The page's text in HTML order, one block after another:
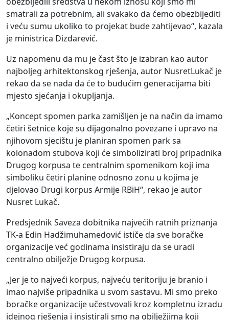
smatrali za potrebnim, ali svakako da ćemo obezbijediti
i veću sumu ukoliko to projekat bude zahtijevao“, kazala
je ministrica Dizdarević.
Uz napomenu da mu je častšto je izabran kao autor
najboljeg arhitektonskog rješenja, autor NusretLukač je
rekao da se nada da će to budućim generacijama biti
mjesto sjećanja i okupljanja.
„Konceptspomen parka zamišljen je na način da imamo
četiri šetnice koje su dijagonalno povezane i upravo na
njihovom sjecištu je planiran spomen parksa
kolonadom stubova koji će simbolizirati broj pripadnika
Drugog korpusa te centralnim spomenikom koji ima
simboliku četiri planine odnosno zonu u kojima je
djelovao Drugi korpus Armije RBiH“, rekao je autor
Nusret Lukač.
Predsjednik Saveza dobitnika najvećih ratnih priznanja
TK-a Edin Hadžimuhamedović ističe da sve boračke
organizacije već godinama insistiraju da se uradi
centralno obilježje Drugog korpusa.
„Jer je to najveći korpus, najveću teritoriju je branio i
imao najviše pripadnika u svom sastavu. Mi smo preko
boračke organizacije učestvovali kroz kompletnu izradu
idejnog rješenja i insistirali smo na obilježjima koji